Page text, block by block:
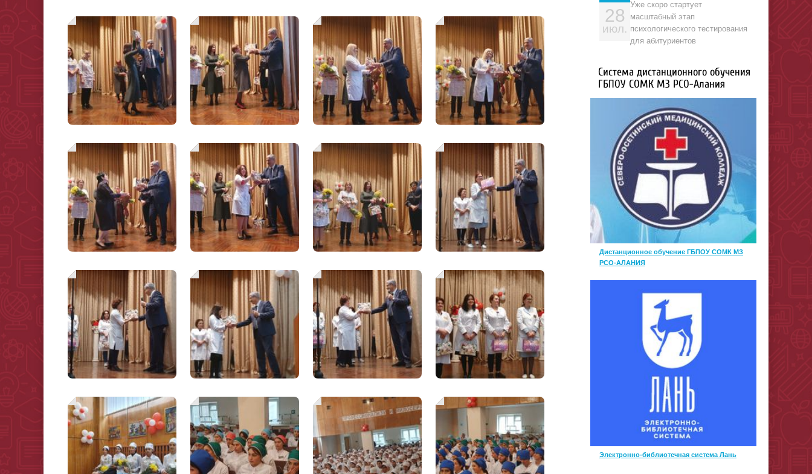
28
июл.
Уже скоро стартует
масштабный этап
психологического тестирования
для абитуриентов
Система дистанционного обучения
ГБПОУ СОМК МЗ РСО-Алания
Дистанционное обучение ГБПОУ СОМК МЗ
РСО-АЛАНИЯ
Электронно-библиотечная система Лань